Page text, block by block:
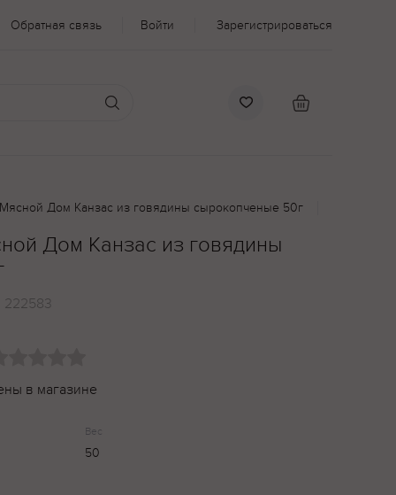
Обратная связь Войти Зарегистрироваться
Дом Канзас из говядины сырокопченые 50г
Дом Канзас из говядины
222583
в магазине
Вес
50